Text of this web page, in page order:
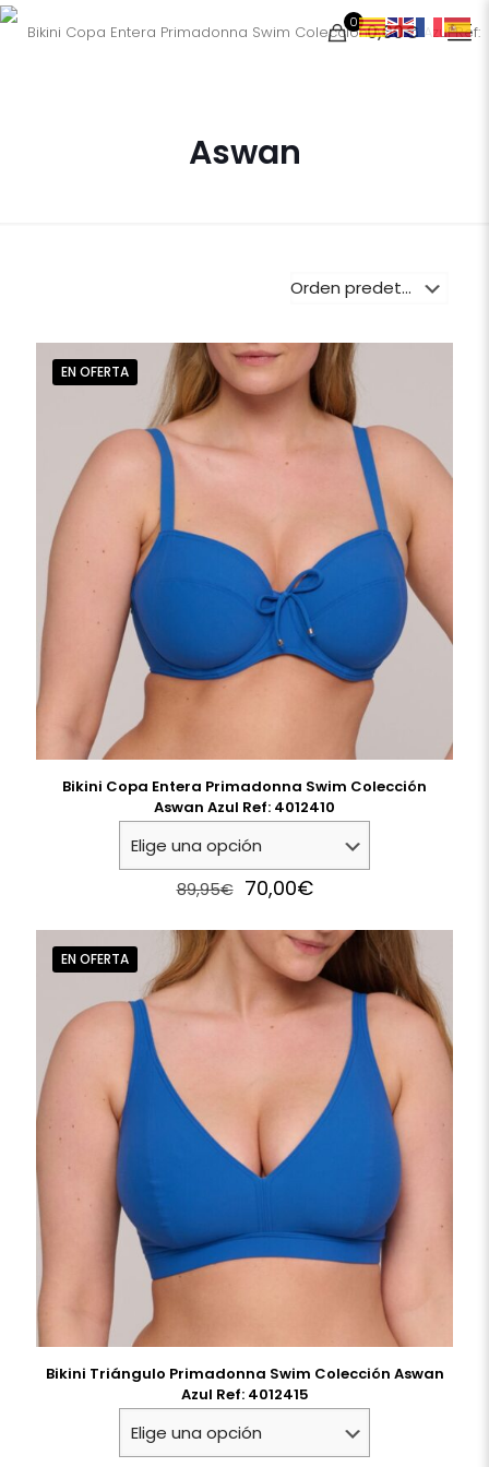
0 0,00€
Aswan
EN OFERTA
Bikini Copa Entera Primadonna Swim Colección
Aswan Azul Ref: 4012410
89,95€ Original
price
was:
89,95€.
70,00€Current
is:
70,00€.
EN OFERTA
Bikini Triángulo Primadonna Swim Colección Aswan
Azul Ref: 4012415